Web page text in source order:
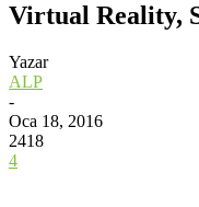
Virtual Reality,
Yazar
ALP
-
Oca 18, 2016
2418
4